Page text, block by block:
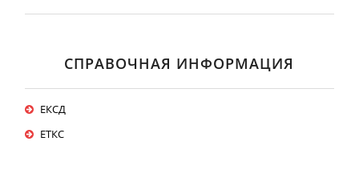
СПРАВОЧНАЯ ИНФОРМАЦИЯ
ЕКСД
ЕТКС